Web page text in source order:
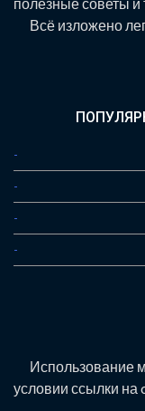
полезные советы и
Всё изложено
-
-
-
-
Использование
условии ссылки на